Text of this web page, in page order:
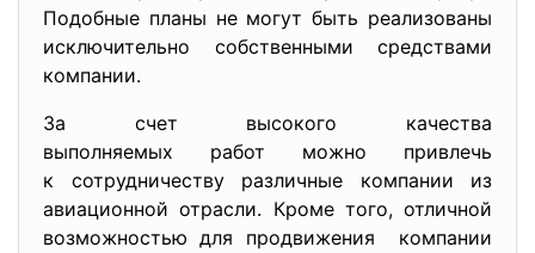
Подобные планы не могут быть реализованы
исключительно собственными средствами
компании.
За счет высокого качества
выполняемых работ можно привлечь
к сотрудничеству различные компании из
авиационной отрасли. Кроме того, отличной
возможностью для продвижения компании